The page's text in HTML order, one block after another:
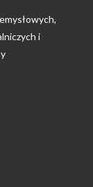
i